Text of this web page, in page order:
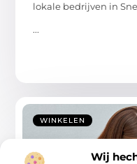
Wij
lokale bedrijven in
...
WINKELEN